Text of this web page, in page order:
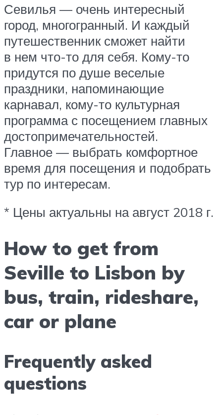
Севилья — очень интересный
город, многогранный. И каждый
путешественник сможет найти
в нем что-то для себя. Кому-то
придутся по душе веселые
праздники, напоминающие
карнавал, кому-то культурная
программа с посещением главных
достопримечательностей.
Главное — выбрать комфортное
время для посещения и подобрать
тур по интересам.
* Цены актуальны на август 2018 г.
How to get from
Seville to Lisbon by
bus, train, rideshare,
car or plane
Frequently asked
questions